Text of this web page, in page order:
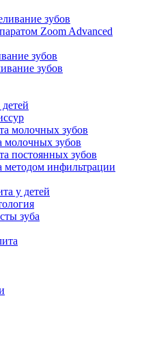
зубов
Zoom Advanced
зубов
зубов
молочных зубов
молочных зубов
постоянных зубов
методом инфильтрации
у детей
зуба